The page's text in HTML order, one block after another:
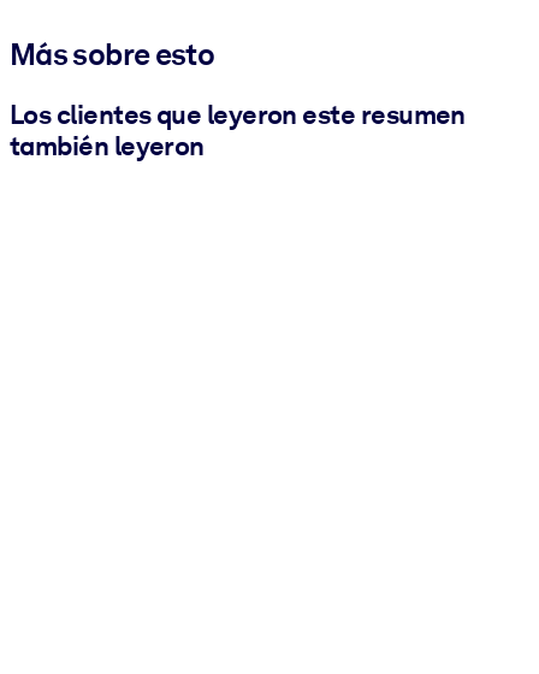
Más sobre esto
Los clientes que leyeron este resumen
también leyeron